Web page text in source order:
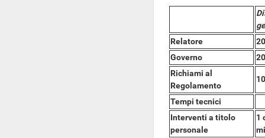
Relatore
Governo
Richiami al
Regolamento
Tempi tecnici
Interventi a titolo
personale
1